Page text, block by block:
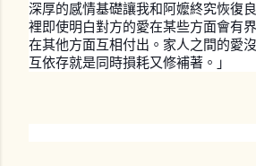
深厚的感情基礎讓我和阿嬤終究恢復
裡即使明白對方的愛在某些方面會有
在其他方面互相付出。家人之間的愛
互依存就是同時損耗又修補著。」